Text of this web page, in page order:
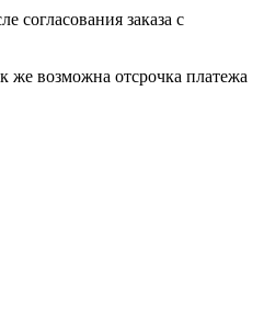
согласования заказа с
же возможна отсрочка платежа